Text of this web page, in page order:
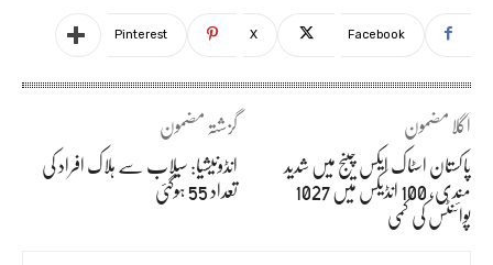
Facebook
X
Pinterest
گزشتہ مضمون
انڈونیشیا: سیلاب سے ہلاک افراد کی
تعداد 55 ہوگئی
اگلا مضمون
پاکستان اسٹاک ایکس چینج میں شدید
مندی، 100 انڈیکس میں 1027
پوائنٹس کی کمی